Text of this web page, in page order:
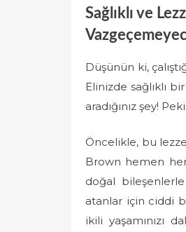
Sağlıklı ve
Düşünün ki,
Elinizde sağlıklı
aradığınız şey!
Öncelikle, bu
Brown hemen
doğal bileşenlerle
atanlar için ciddi
ikili yaşamınızı